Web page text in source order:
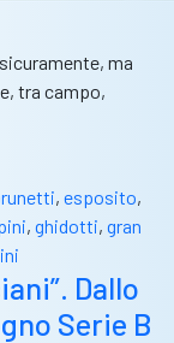
ma
tra campo,
, esposito,
, ghidotti, gran
Dallo
Serie B